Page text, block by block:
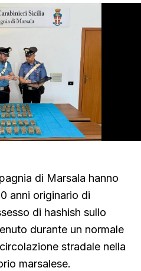
di Marsala hanno
anni originario di
di hashish sullo
durante un normale
stradale nella
marsalese.